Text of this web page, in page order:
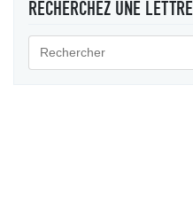
RECHERCHEZ UNE LETTRE